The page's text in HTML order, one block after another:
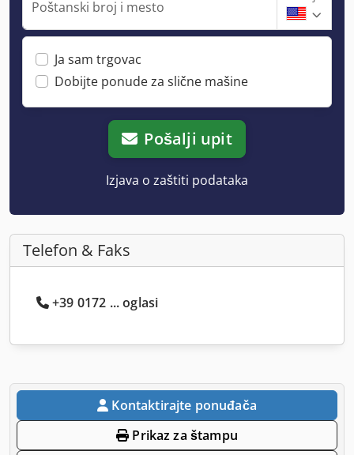
Poštanski broj i mesto
Ja sam trgovac
Dobijte ponude za slične mašine
Pošalji upit
Izjava o zaštiti podataka
Telefon & Faks
+39 0172 ... oglasi
Kontaktirajte ponuđača
Prikaz za štampu